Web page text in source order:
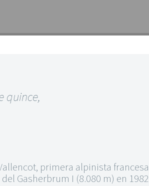
quince,
primera alpinista francesa
Gasherbrum I (8.080 m) en 1982